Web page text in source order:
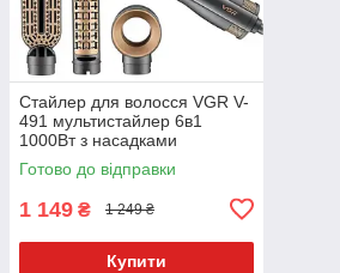
Стайлер для волосся VGR V-
491 мультистайлер 6в1
1000Вт з насадками
Готово до відправки
1 149 ₴ 1 249 ₴
Купити